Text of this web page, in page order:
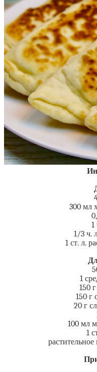
300 мл
1
1/3 ч.
1 ст. л.
1
150
150 г
20 г
100 мл
1